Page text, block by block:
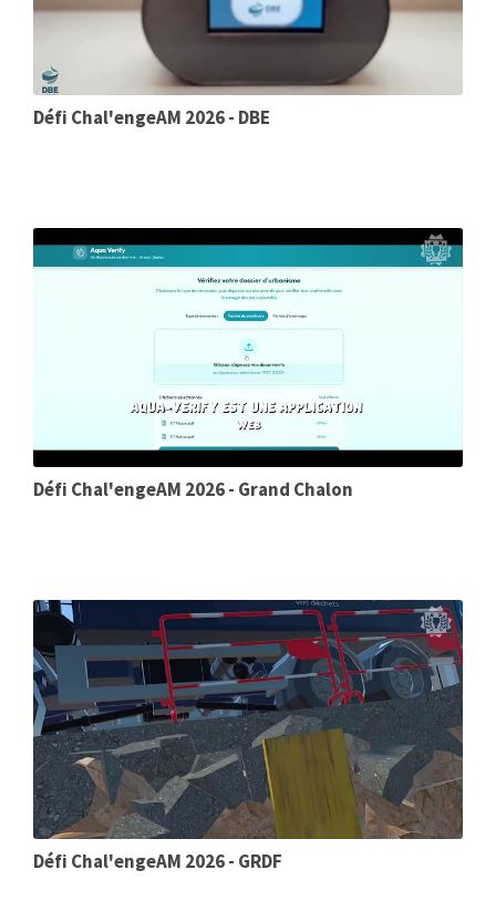
Défi Chal'engeAM 2026 - DBE
Défi Chal'engeAM 2026 - Grand Chalon
Défi Chal'engeAM 2026 - GRDF